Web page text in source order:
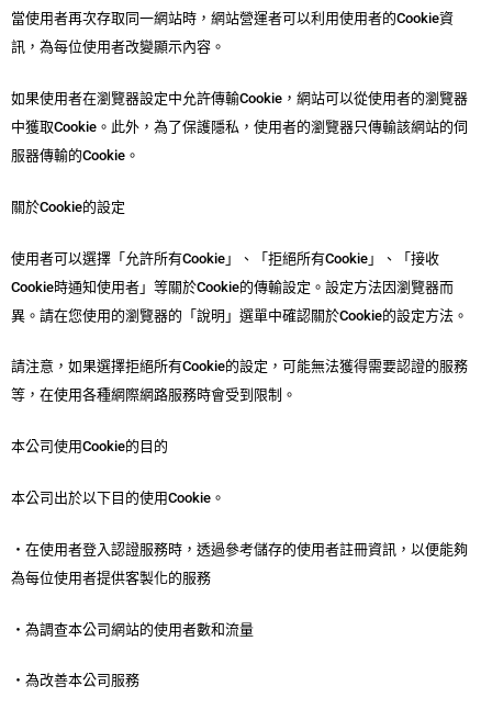
當使用者再次存取同一網站時，網站營運者可以利用使用者的Cookie資
訊，為每位使用者改變顯示內容。
如果使用者在瀏覽器設定中允許傳輸Cookie，網站可以從使用者的瀏覽器
中獲取Cookie。此外，為了保護隱私，使用者的瀏覽器只傳輸該網站的伺
服器傳輸的Cookie。
關於Cookie的設定
使用者可以選擇「允許所有Cookie」、「拒絕所有Cookie」、「接收
Cookie時通知使用者」等關於Cookie的傳輸設定。設定方法因瀏覽器而
異。請在您使用的瀏覽器的「說明」選單中確認關於Cookie的設定方法。
請注意，如果選擇拒絕所有Cookie的設定，可能無法獲得需要認證的服務
等，在使用各種網際網路服務時會受到限制。
本公司使用Cookie的目的
本公司出於以下目的使用Cookie。
・在使用者登入認證服務時，透過參考儲存的使用者註冊資訊，以便能夠
為每位使用者提供客製化的服務
・為調查本公司網站的使用者數和流量
・為改善本公司服務